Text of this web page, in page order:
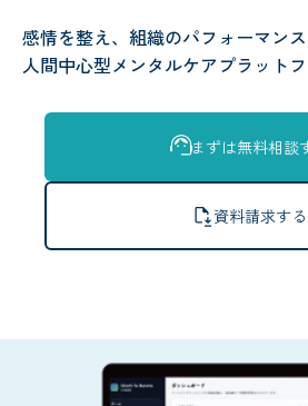
感情を整え、組織のパフォーマン
人間中心型メンタルケアプラット
まずは無料相談
資料請求する